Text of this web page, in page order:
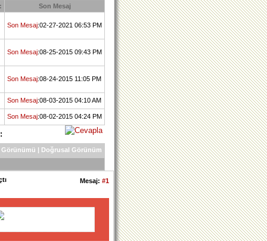
Son Mesaj
Son Mesaj:02-27-2021 06:53 PM
Son Mesaj:08-25-2015 09:43 PM
Son Mesaj:08-24-2015 11:05 PM
Son Mesaj:08-03-2015 04:10 AM
Son Mesaj:08-02-2015 04:24 PM
Görünümü | Doğrusal Görünüm
Mesaj: #1